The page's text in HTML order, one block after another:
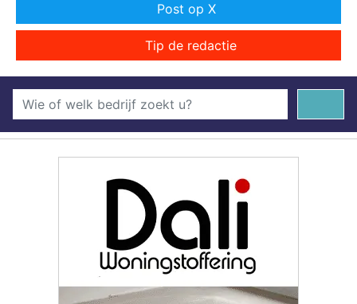
Post op X
Tip de redactie